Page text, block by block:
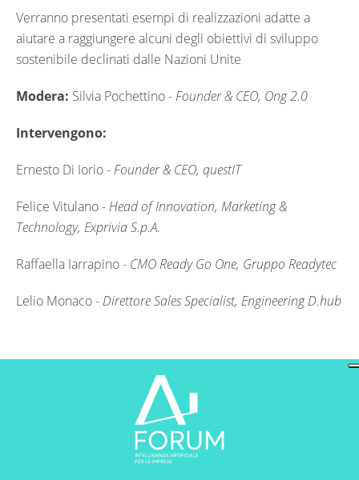
Verranno presentati esempi di realizzazioni adatte a
aiutare a raggiungere alcuni degli obiettivi di sviluppo
sostenibile declinati dalle Nazioni Unite
Modera: Silvia Pochettino - Founder & CEO, Ong 2.0
Intervengono:
Ernesto Di Iorio - Founder & CEO, questIT
Felice Vitulano - Head of Innovation, Marketing &
Technology, Exprivia S.p.A.
Raffaella Iarrapino - CMO Ready Go One, Gruppo Readytec
Lelio Monaco - Direttore Sales Specialist, Engineering D.hub